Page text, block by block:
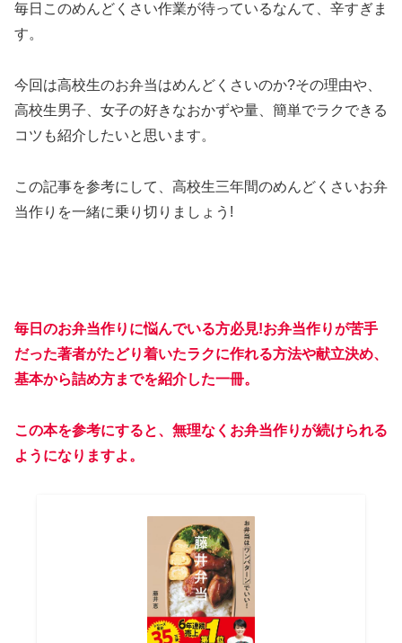
毎日このめんどくさい作業が待っているなんて、辛すぎま
す。
今回は高校生のお弁当はめんどくさいのか?その理由や、
高校生男子、女子の好きなおかずや量、簡単でラクできる
コツも紹介したいと思います。
この記事を参考にして、高校生三年間のめんどくさいお弁
当作りを一緒に乗り切りましょう!
毎日のお弁当作りに悩んでいる方必見!お弁当作りが苦手
だった著者がたどり着いたラクに作れる方法や献立決め、
基本から詰め方までを紹介した一冊。
この本を参考にすると、無理なくお弁当作りが続けられる
ようになりますよ。